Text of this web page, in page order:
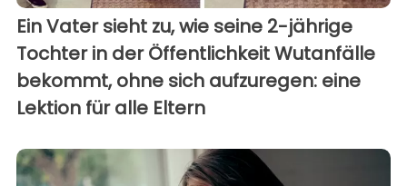
Ein Vater sieht zu, wie seine 2-jährige
Tochter in der Öffentlichkeit Wutanfälle
bekommt, ohne sich aufzuregen: eine
Lektion für alle Eltern